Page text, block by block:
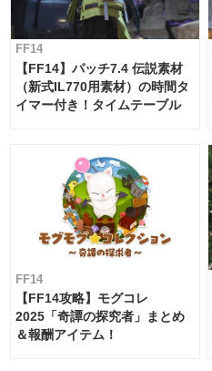
FF14
【FF14】パッチ7.4 伝説素材
（新式IL770用素材）の時間タ
イマー付き！タイムテーブル
FF14
【FF14攻略】モグコレ
2025「奇譚の探究者」まとめ
＆報酬アイテム！